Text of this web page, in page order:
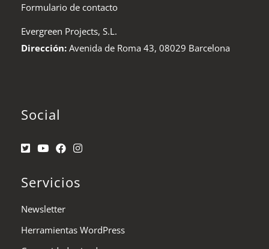
Formulario de contacto
Evergreen Projects, S.L.
Dirección: Avenida de Roma 43, 08029 Barcelona
Social
Servicios
Newsletter
Herramientas WordPress